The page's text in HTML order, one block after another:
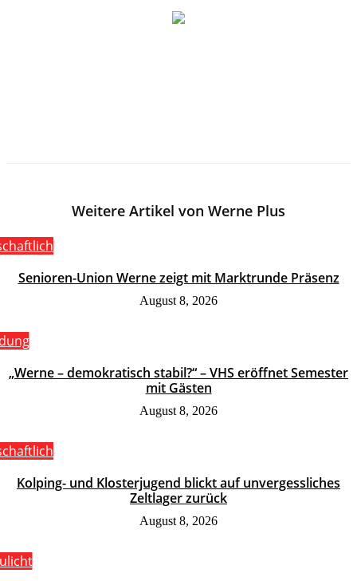
Weitere Artikel von Werne Plus
Senioren-Union Werne zeigt mit Marktrunde Präsenz
August 8, 2026
„Werne – demokratisch stabil?“ – VHS eröffnet Semester
mit Gästen
August 8, 2026
Kolping- und Klosterjugend blickt auf unvergessliches
Zeltlager zurück
August 8, 2026